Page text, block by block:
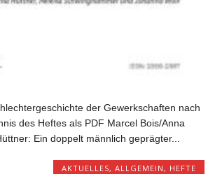
der Gewerkschaften nach
des Heftes als PDF Marcel Bois/Anna
Ein doppelt männlich geprägter...
AKTUELLES, ALLGEMEIN , HEFTE